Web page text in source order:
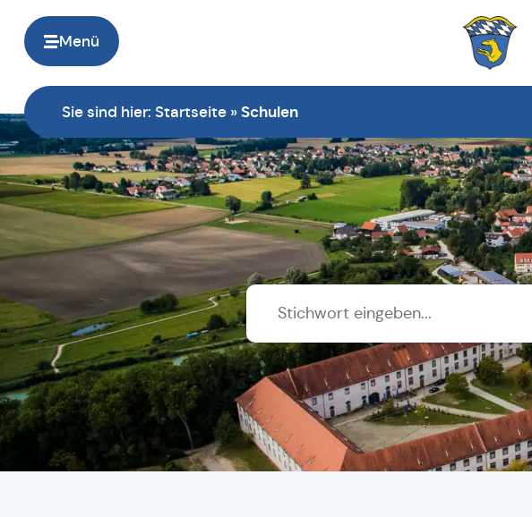
springen
Menü
Zur Startseite
Sie sind hier: Startseite »Schulen